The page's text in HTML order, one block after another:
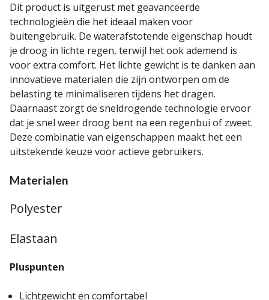
Dit product is uitgerust met geavanceerde
technologieën die het ideaal maken voor
buitengebruik. De waterafstotende eigenschap houdt
je droog in lichte regen, terwijl het ook ademend is
voor extra comfort. Het lichte gewicht is te danken aan
innovatieve materialen die zijn ontworpen om de
belasting te minimaliseren tijdens het dragen.
Daarnaast zorgt de sneldrogende technologie ervoor
dat je snel weer droog bent na een regenbui of zweet.
Deze combinatie van eigenschappen maakt het een
uitstekende keuze voor actieve gebruikers.
Materialen
Polyester
Elastaan
Pluspunten
Lichtgewicht en comfortabel